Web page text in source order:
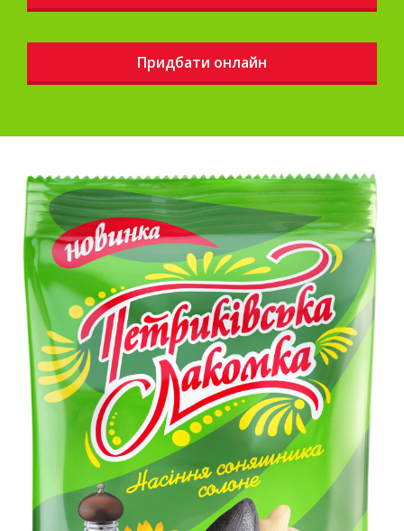
Придбати онлайн